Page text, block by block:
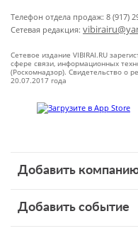
Телефон отдела продаж: 8 (917)
Сетевая редакция:
Сетевое издание VIBIRAI.RU
сфере связи, информационных
(Роскомнадзор). Свидетельство о
20.07.2017 года
Добавить
Добавить событие